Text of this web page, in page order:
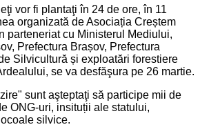
vor fi plantaţi în 24 de ore, în 11
organizată de Asociația Creștem
parteneriat cu Ministerul Mediului,
Prefectura Brașov, Prefectura
Silvicultură și exploatări forestiere
se va desfăşura pe 26 martie.
sunt aşteptaţi să participe mii de
ONG-uri, insituții ale statului,
silvice.